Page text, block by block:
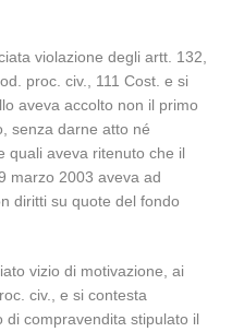
violazione degli artt. 132,
proc. civ., 111 Cost. e si
aveva accolto non il primo
senza darne atto né
quali aveva ritenuto che il
marzo 2003 aveva ad
diritti su quote del fondo
vizio di motivazione, ai
civ., e si contesta
di compravendita stipulato il